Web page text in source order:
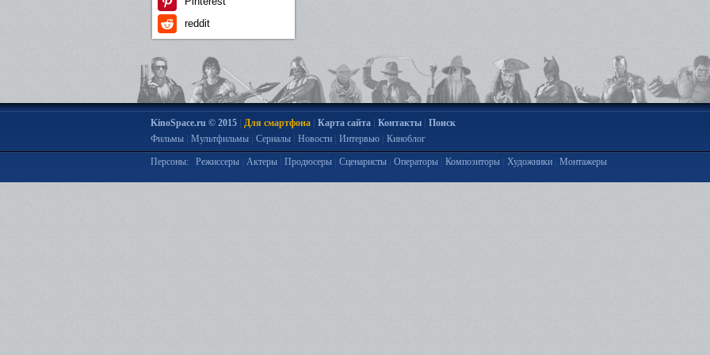
reddit
KinoSpace.ru © 2015| Для смартфона| Карта сайта| Контакты| Поиск
Фильмы| Мультфильмы| Сериалы| Новости| Интервью| Киноблог
Персоны: Режиссеры| Актеры| Продюсеры| Сценаристы| Операторы| Композиторы| Художники| Монтажеры